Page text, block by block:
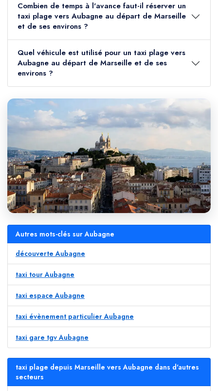
Combien de temps à l'avance faut-il réserver un
taxi plage vers Aubagne au départ de Marseille
et de ses environs ?
Quel véhicule est utilisé pour un taxi plage vers
Aubagne au départ de Marseille et de ses
environs ?
Autres mots-clés sur Aubagne
découverte Aubagne
taxi tour Aubagne
taxi espace Aubagne
taxi évènement particulier Aubagne
taxi gare tgv Aubagne
taxi plage depuis Marseille vers Aubagne dans d'autres
secteurs